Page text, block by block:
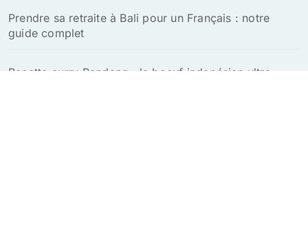
Prendre sa retraite à Bali pour un Français : notre
guide complet
Recette curry Rendang : le boeuf indonésien ultra